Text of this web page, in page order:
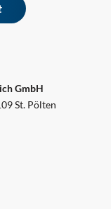
GmbH
St. Pölten